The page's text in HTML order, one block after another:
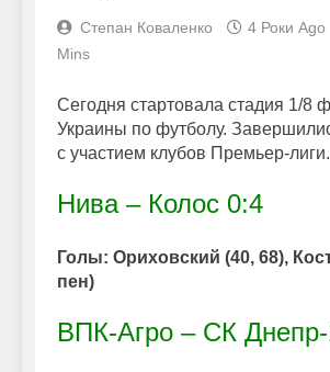
Степан Коваленко 4 Роки Ago
Mins
Сегодня стартовала стадия 1/8
Украины по футболу.
с участием клубов Премьер-лиги.
Нива – Колос 0:4
Голы: Ориховский (40, 68),
пен)
ВПК-Агро – СК